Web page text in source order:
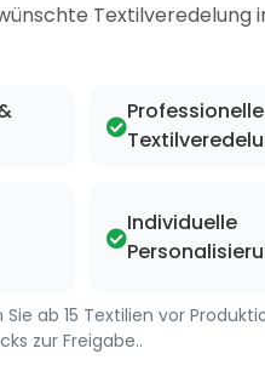
Textilveredelung
Professionelle
Individuelle
ab 15 Textilien vor
zur Freigabe..